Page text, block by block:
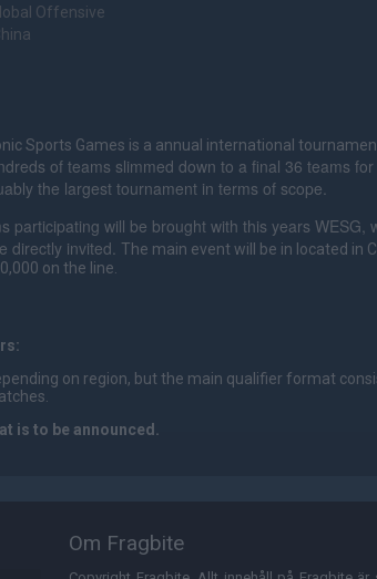
Offensive
Sports Games is a annual international
of teams slimmed down to a final 36 teams
the largest tournament in terms of scope.
participating will be brought with this years WESG,
directly invited. The main event will be in located in
on the line.
on region, but the main qualifier format
is to be announced.
Om Fragbite